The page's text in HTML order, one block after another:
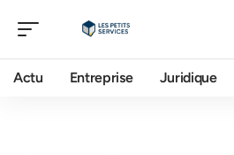
Actu Entreprise Juridique